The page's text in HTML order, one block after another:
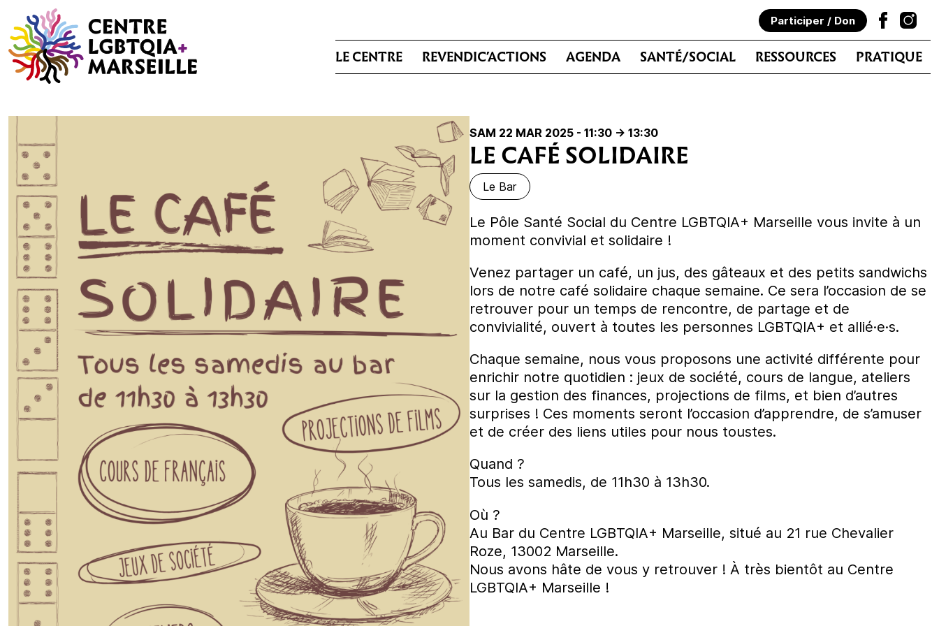
LE CENTRE REVENDIC’ACTIONS AGENDA SANTÉ/SOCIAL RESSOURCES PRATIQUE
Participer / Don
SAM 22 MAR 2025 - 11:30 -> 13:30
LE CAFÉ SOLIDAIRE
Le Bar
Le Pôle Santé Social du Centre LGBTQIA+ Marseille vous invite à un
moment convivial et solidaire !
Venez partager un café, un jus, des gâteaux et des petits sandwichs
lors de notre café solidaire chaque semaine. Ce sera l’occasion de se
retrouver pour un temps de rencontre, de partage et de
convivialité, ouvert à toutes les personnes LGBTQIA+ et allié·e·s.
Chaque semaine, nous vous proposons une activité différente pour
enrichir notre quotidien : jeux de société, cours de langue, ateliers
sur la gestion des finances, projections de films, et bien d’autres
surprises ! Ces moments seront l’occasion d’apprendre, de s’amuser
et de créer des liens utiles pour nous toustes.
Quand ?
Tous les samedis, de 11h30 à 13h30.
Où ?
Au Bar du Centre LGBTQIA+ Marseille, situé au 21 rue Chevalier
Roze, 13002 Marseille.
Nous avons hâte de vous y retrouver ! À très bientôt au Centre
LGBTQIA+ Marseille !